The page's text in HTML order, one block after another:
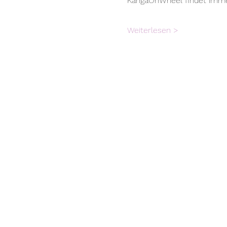
Weiterlesen >